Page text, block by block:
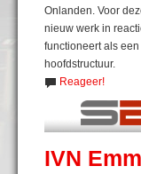
Onlanden. Voor
nieuw werk in
functioneert als
hoofdstructuur.
Reageer!
IVN